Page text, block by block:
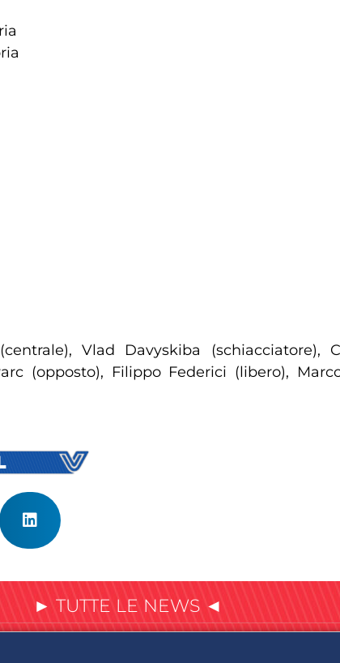
Vlad Davyskiba (schiacciatore),
(opposto), Filippo Federici (libero),
► TUTTE LE NEWS ◄